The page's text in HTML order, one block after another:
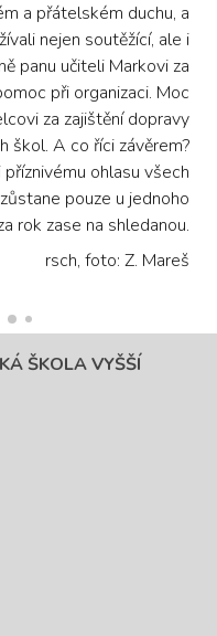
a přátelském duchu, a
nejen soutěžící, ale i
panu učiteli Markovi za
při organizaci. Moc
za zajištění dopravy
škol. A co říci závěrem?
ohlasu všech
pouze u jednoho
rok zase na shledanou.
rsch, foto: Z. Mareš
ŠKOLA VYŠŠÍ